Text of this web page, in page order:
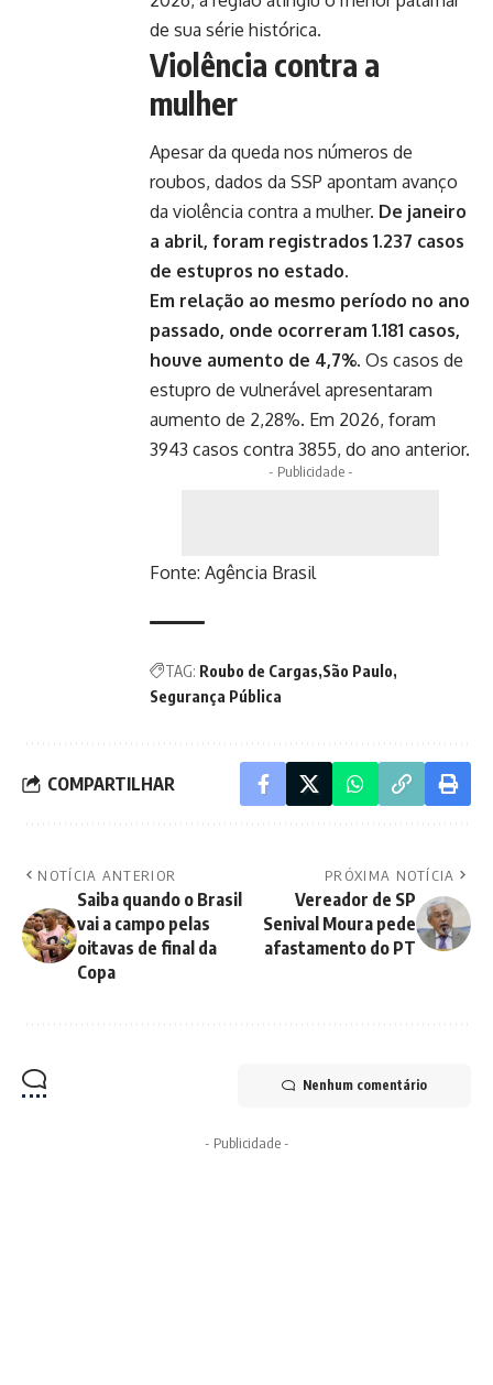
de sua série histórica.
Violência contra a
mulher
Apesar da queda nos números de
roubos, dados da SSP apontam avanço
da violência contra a mulher. De janeiro
a abril, foram registrados 1.237 casos
de estupros no estado.
Em relação ao mesmo período no ano
passado, onde ocorreram 1.181 casos,
houve aumento de 4,7%. Os casos de
estupro de vulnerável apresentaram
aumento de 2,28%. Em 2026, foram
3943 casos contra 3855, do ano anterior.
- Publicidade -
Fonte: Agência Brasil
TAG: Roubo de Cargas São Paulo
Segurança Pública
COMPARTILHAR
NOTÍCIA ANTERIOR
Saiba quando o Brasil
vai a campo pelas
oitavas de final da
Copa
PRÓXIMA NOTÍCIA
Vereador de SP
Senival Moura pede
afastamento do PT
Nenhum comentário
- Publicidade -